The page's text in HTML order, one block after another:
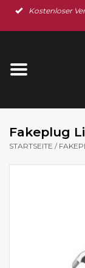
Kostenloser
Startseite
Ohrschmuck
Fakeplug
STARTSEITE /